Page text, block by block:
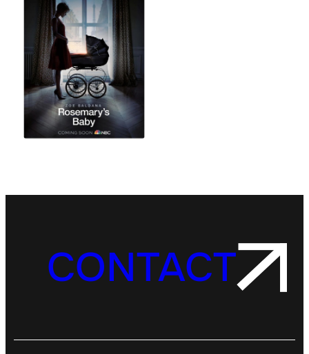
A
R
Y
’
S
B
B
CONTACT